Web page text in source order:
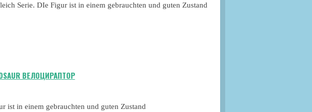
Serie. DIe Figur ist in einem gebrauchten und guten Zustand
ВЕЛОЦИРАПТОР
ist in einem gebrauchten und guten Zustand